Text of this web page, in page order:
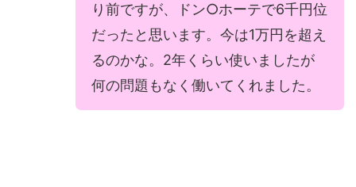
り前ですが、ドン○ホーテで6千円位
だったと思います。今は1万円を超え
るのかな。2年くらい使いましたが
何の問題もなく働いてくれました。